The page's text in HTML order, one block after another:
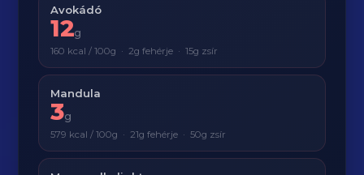
Avokádó
12g
160 kcal / 100g · 2g fehérje · 15g zsír
Mandula
3g
579 kcal / 100g · 21g fehérje · 50g zsír